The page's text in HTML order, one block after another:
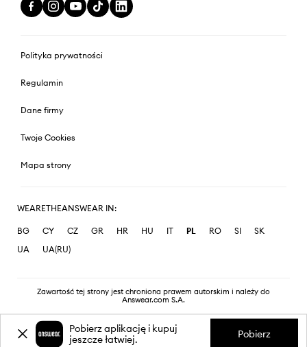
Polityka prywatności
Regulamin
Dane firmy
Twoje Cookies
Mapa strony
WEARETHEANSWEAR IN:
BG CY CZ GR HR HU IT PL RO SI
SK
UA
UA(RU)
Zawartość tej strony jest chroniona prawem autorskim i należy do
Answear.com S.A.
Pobierz aplikację i kupuj
jeszcze łatwiej.
Pobierz